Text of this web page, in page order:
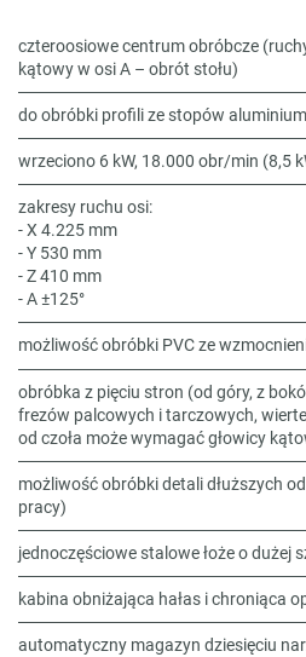
czteroosiowe centrum obróbcze
kątowy w osi A – obrót stołu)
do obróbki profili ze stopów
wrzeciono 6 kW, 18.000 obr/min (8,5
zakresy ruchu osi:
- X 4.225 mm
- Y 530 mm
- Z 410 mm
- A ±125°
możliwość obróbki PVC ze
obróbka z pięciu stron (od góry, z
frezów palcowych i tarczowych,
od czoła może wymagać głowicy
możliwość obróbki detali dłuższych
pracy)
jednoczęściowe stalowe łoże o dużej
kabina obniżająca hałas i chroniąca
automatyczny magazyn dziesięciu